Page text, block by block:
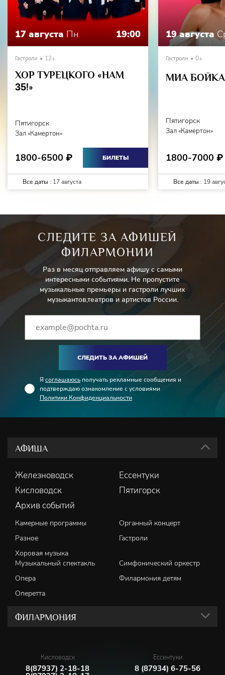
передавая наряду с чаяниями народа о благополучии
судьбы Отечества, военного быта: так активные ритмы
передают то пешие, то конные марши, в песнях слышна то
мощь петровских времен, то печаль прощания с родным
17 августа Пн 19:00
Гастроли 12+
ХОР ТУРЕЦКОГО «НАМ
35!»
Пятигорск
Зал «Камертон»
1800-6500 ₽ БИЛЕТЫ
Все даты : 17 августа
19 августа
Гастроли 0+
МИА БОЙКА
Пятигорск
Зал «Камертон»
1800-7000 ₽
Все даты : 19
СЛЕДИТЕ ЗА АФИШЕЙ
ФИЛАРМОНИИ
Раз в месяц отправляем афишу с самыми
интересными событиями. Не пропустите
музыкальные премьеры и гастроли лучших
музыкантов,театров и артистов России.
СЛЕДИТЬ ЗА АФИШЕЙ
Я соглашаюсь получать рекламные сообщения и
подтверждаю ознакомление с условиями
Политики Конфиденциальности
АФИША
Железноводск
Ессентуки
Кисловодск
Пятигорск
Архив событий
Камерные программы
Органный концерт
Разное
Гастроли
Хоровая музыка
Музыкальный спектакль
Симфонический оркестр
Опера
Филармония детям
Оперетта
ФИЛАРМОНИЯ
Кисловодск
8(87937) 2-18-18
Ессентуки
8 (87934) 6-75-56